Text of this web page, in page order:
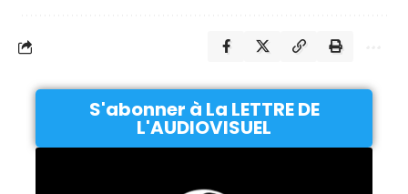
S'abonner à La LETTRE DE
L'AUDIOVISUEL